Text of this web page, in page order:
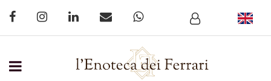
Open menu